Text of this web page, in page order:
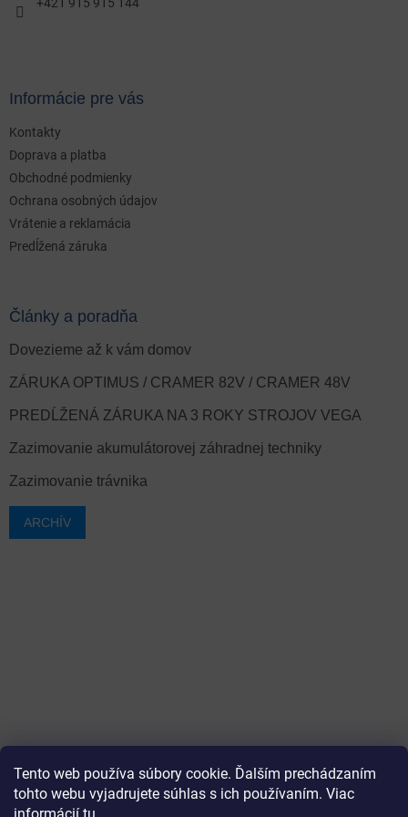
Tento web používa súbory cookie. Ďalším prechádzaním
tohto webu vyjadrujete súhlas s ich používaním. Viac
Informácie pre vás
Kontakty
Doprava a platba
Obchodné podmienky
Ochrana osobných údajov
Vrátenie a reklamácia
Predĺžená záruka
Články a poradňa
Dovezieme až k vám domov
ZÁRUKA OPTIMUS / CRAMER 82V / CRAMER 48V
PREDĹŽENÁ ZÁRUKA NA 3 ROKY STROJOV VEGA
Zazimovanie akumulátorovej záhradnej techniky
Zazimovanie trávnika
ARCHÍV